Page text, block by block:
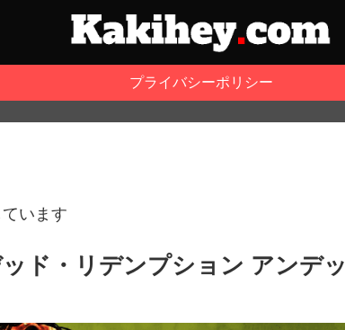
プライバシーポリシー
います
ド・リデンプション アンデッ